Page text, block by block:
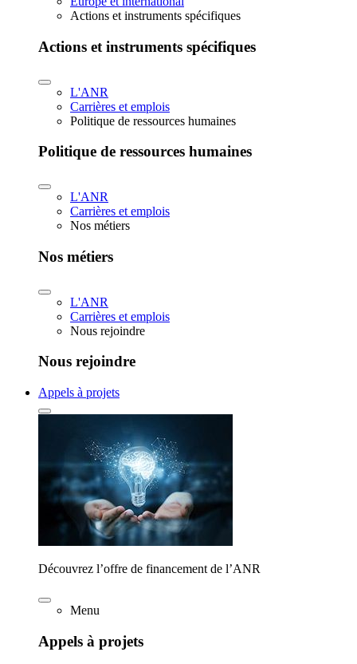
Actions et instruments spécifiques
Actions et instruments spécifiques
L'ANR
Carrières et emplois
Politique de ressources humaines
Politique de ressources humaines
L'ANR
Carrières et emplois
Nos métiers
Nos métiers
L'ANR
Carrières et emplois
Nous rejoindre
Nous rejoindre
Appels à projets
Découvrez l’offre de financement de l’ANR
Menu
Appels à projets